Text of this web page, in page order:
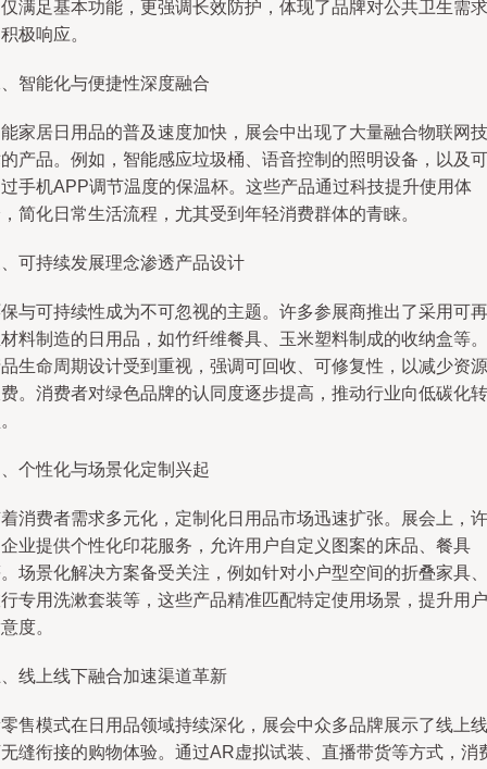
满足基本功能，更强调长效防护，体现了品牌对公共卫生需求
极响应。
智能化与便捷性深度融合
家居日用品的普及速度加快，展会中出现了大量融合物联网技
产品。例如，智能感应垃圾桶、语音控制的照明设备，以及可
手机APP调节温度的保温杯。这些产品通过科技提升使用体
简化日常生活流程，尤其受到年轻消费群体的青睐。
可持续发展理念渗透产品设计
与可持续性成为不可忽视的主题。许多参展商推出了采用可再
料制造的日用品，如竹纤维餐具、玉米塑料制成的收纳盒等。
生命周期设计受到重视，强调可回收、可修复性，以减少资源
。消费者对绿色品牌的认同度逐步提高，推动行业向低碳化转
个性化与场景化定制兴起
消费者需求多元化，定制化日用品市场迅速扩张。展会上，许
业提供个性化印花服务，允许用户自定义图案的床品、餐具
场景化解决方案备受关注，例如针对小户型空间的折叠家具、
专用洗漱套装等，这些产品精准匹配特定使用场景，提升用户
度。
线上线下融合加速渠道革新
售模式在日用品领域持续深化，展会中众多品牌展示了线上线
缝衔接的购物体验。通过AR虚拟试装、直播带货等方式，消